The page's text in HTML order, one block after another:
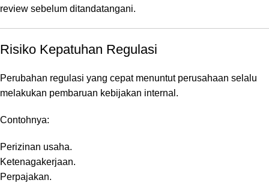
review sebelum ditandatangani.
Risiko Kepatuhan Regulasi
Perubahan regulasi yang cepat menuntut perusahaan selalu
melakukan pembaruan kebijakan internal.
Contohnya:
Perizinan usaha.
Ketenagakerjaan.
Perpajakan.